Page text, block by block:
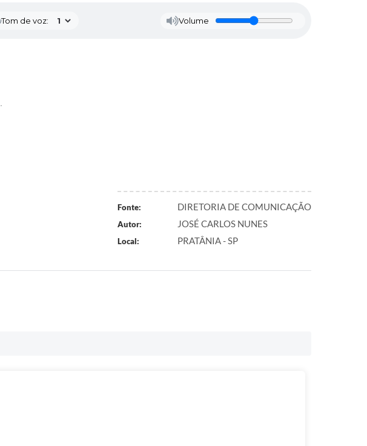
Tom de voz: Volume
Fonte: DIRETORIA DE COMUNICAÇÃO
Autor: JOSÉ CARLOS NUNES
Local: PRATÂNIA - SP